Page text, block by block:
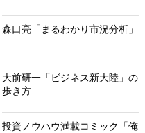
森口亮「まるわかり市況分析」
大前研一「ビジネス新大陸」の
歩き方
投資ノウハウ満載コミック「俺